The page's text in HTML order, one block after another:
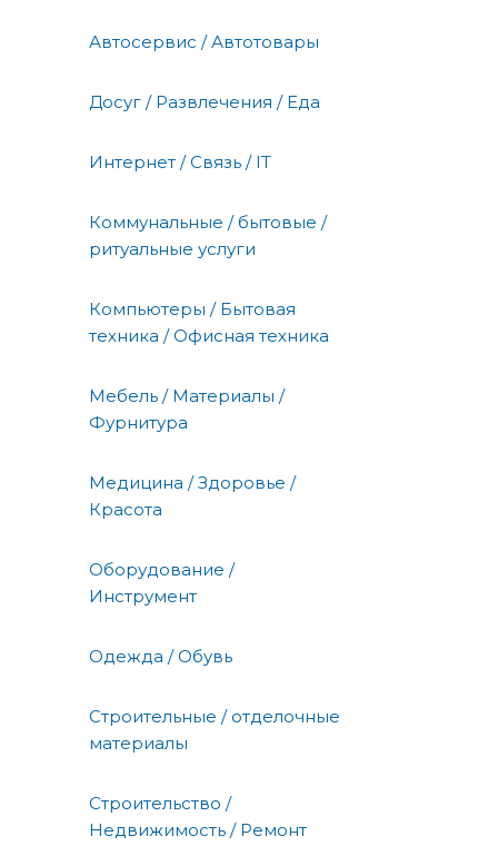
Автосервис / Автотовары
Досуг / Развлечения / Еда
Интернет / Связь / IT
Коммунальные / бытовые /
ритуальные услуги
Компьютеры / Бытовая
техника / Офисная техника
Мебель / Материалы /
Фурнитура
Медицина / Здоровье /
Красота
Оборудование /
Инструмент
Одежда / Обувь
Строительные / отделочные
материалы
Строительство /
Недвижимость / Ремонт